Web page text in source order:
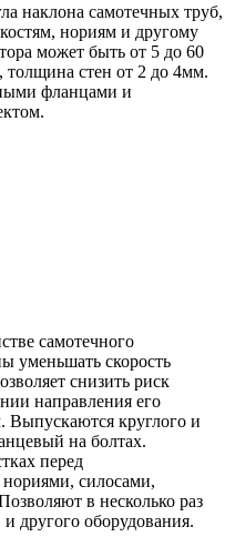
наклона самотечных труб,
нориям и другому
может быть от 5 до 60
толщина стен от 2 до 4мм.
фланцами и
самотечного
уменьшать скорость
снизить риск
направления его
Выпускаются круглого и
на болтах.
перед
нориями, силосами,
в несколько раз
другого оборудования.